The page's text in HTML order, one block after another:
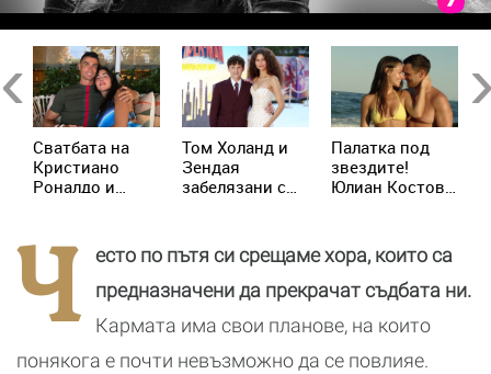
Сватбата на
Кристиано
Роналдо и
церемония
днес?
Том Холанд и
Зендая
забелязани с
Палатка под
звездите!
Юлиан Костов
най-
романтичната
почивка
Ч
есто по пътя си срещаме хора, които са
предназначени да прекрачат съдбата ни.
Кармата има свои планове, на които
понякога е почти невъзможно да се повлияе.